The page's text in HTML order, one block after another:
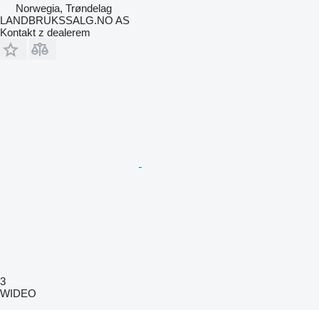
Norwegia, Trøndelag
LANDBRUKSSALG.NO AS
Kontakt z dealerem
3
WIDEO